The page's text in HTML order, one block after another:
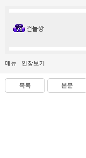
건들깡
메뉴 인장보기
목록 본문